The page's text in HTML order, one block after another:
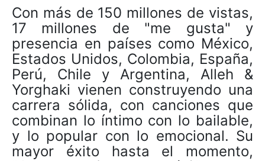
Con más de 150 millones de vistas,
17 millones de "me gusta" y
presencia en países como México,
Estados Unidos, Colombia, España,
Perú, Chile y Argentina, Alleh &
Yorghaki vienen construyendo una
carrera sólida, con canciones que
combinan lo íntimo con lo bailable,
y lo popular con lo emocional. Su
mayor éxito hasta el momento,